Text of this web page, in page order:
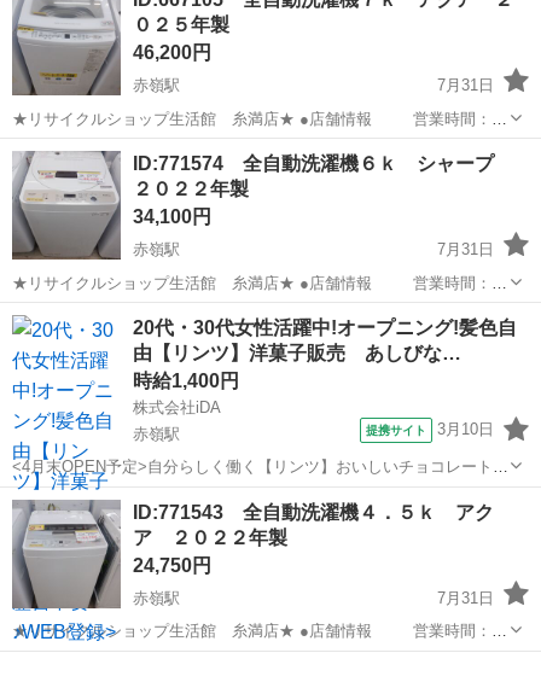
０２５年製
46,200円
赤嶺駅
7月31日
★リサイクルショップ生活館 糸満店★ ●店舗情報 営業時間：
10：00 ～ 19：30(定休なし） 住 所：糸満市兼城369-10 お
支払いは、現金、各種クレジットカード（税込み...
沖縄 糸満市 生活家電 店舗
ID:771574 全自動洗濯機６ｋ シャープ
２０２２年製
34,100円
赤嶺駅
7月31日
★リサイクルショップ生活館 糸満店★ ●店舗情報 営業時間：
10：00 ～ 19：30(定休なし） 住 所：糸満市兼城369-10 お
支払いは、現金、各種クレジットカード（税込み...
沖縄 赤嶺駅 生活家電
20代・30代女性活躍中!オープニング!髪色自
由【リンツ】洋菓子販売 あしびな…
時給1,400円
株式会社iDA
赤嶺駅
提携サイト 3月10日
<4月末OPEN予定>自分らしく働く【リンツ】おいしいチョコレート販
売 きれいな店舗でみんなで一緒にスタート♪たくさんの方においしさ
を伝えてくださる方をお待ちしています◎ 具体的には・・ ●チョコレ
ート販売 ●販売サポート...
沖縄 那覇市 その他
ID:771543 全自動洗濯機４．５ｋ アク
ア ２０２２年製
24,750円
赤嶺駅
7月31日
★リサイクルショップ生活館 糸満店★ ●店舗情報 営業時間：
10：00 ～ 19：30(定休なし） 住 所：糸満市兼城369-10 お